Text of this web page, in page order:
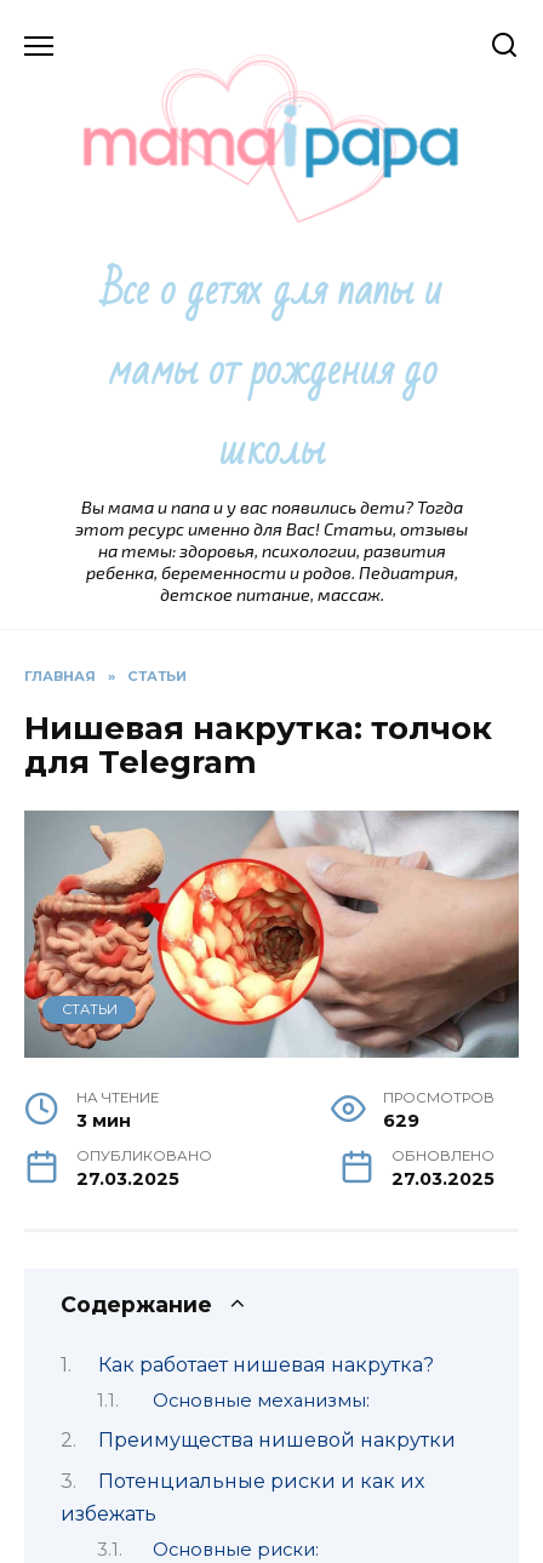
Все о детях для папы и
мамы от рождения до
школы
Вы мама и папа и у вас появились дети? Тогда
этот ресурс именно для Вас! Статьи, отзывы
на темы: здоровья, психологии, развития
ребенка, беременности и родов. Педиатрия,
детское питание, массаж.
ГЛАВНАЯ » СТАТЬИ
Нишевая накрутка: толчок
для Telegram
СТАТЬИ
НА ЧТЕНИЕ
3 мин
ПРОСМОТРОВ
629
ОПУБЛИКОВАНО
27.03.2025
ОБНОВЛЕНО
27.03.2025
Содержание
Как работает нишевая накрутка?
Основные механизмы:
Преимущества нишевой накрутки
Потенциальные риски и как их
избежать
Основные риски: